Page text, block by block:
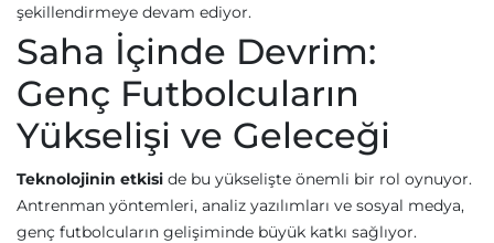
şekillendirmeye devam ediyor.
Saha İçinde Devrim:
Genç Futbolcuların
Yükselişi ve Geleceği
Teknolojinin etkisi de bu yükselişte önemli bir rol oynuyor.
Antrenman yöntemleri, analiz yazılımları ve sosyal medya,
genç futbolcuların gelişiminde büyük katkı sağlıyor.